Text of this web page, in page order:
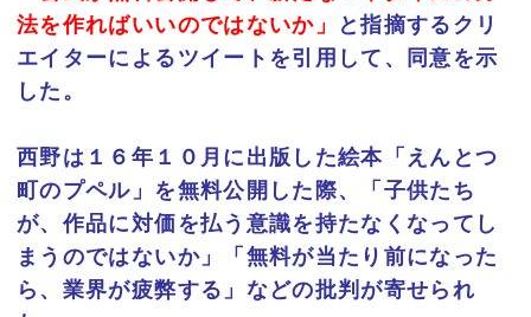
法を作ればいいのではないか」
と指摘するクリ
エイターによるツイートを引用して、同意を示
した。
西野は１６年１０月に出版した絵本「えんとつ
町のプペル」を無料公開した際、「子供たち
が、作品に対価を払う意識を持たなくなってし
まうのではないか」「無料が当たり前になった
ら、業界が疲弊する」などの批判が寄せられ